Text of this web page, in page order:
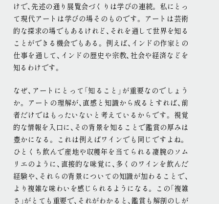
けで、先述の通り展覧会づくりは学びの連続。 私にとっ
て現代アートは学びの場そのものです。 アートは芸術
的な探求の場でもあるけれど、それを通して世界を知る
ことができる機会でもある。 例えば、インドの作家との
仕事を通して、インドの歴史や宗教、社会や経済などを
知るわけです。
なぜ、アートにとって「知ること」が重要なのでしょう
か。 アートの理解が、直感と知識から成るとすれば、前
者だけではもったいないと考えているからです。 視覚
的な情報を入口に、その背景を知ることで鑑賞の厚みは
豊かになる。 これは例えばワインでも同じですよね。
ひとくち飲んで産地や収穫年を当てられる凄腕のソム
リエのように、直接的な味覚に、多くのワインを飲んだ
経験や、それらの背景についての知識が加わることで、
より複雑な味わいを感じられるようになる。
この「複雑
さ」がとても重要で、それがわかると、鑑賞も解剖のしが